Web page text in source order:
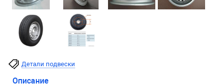
Детали подвески
Описание